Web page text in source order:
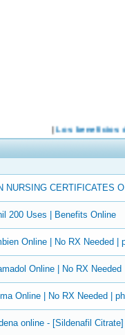
NURSING CERTIFICATES
200 Uses | Benefits Online
Online | No RX Needed |
Online | No RX Needed
Online | No RX Needed |
online - [Sildenafil Citrate]